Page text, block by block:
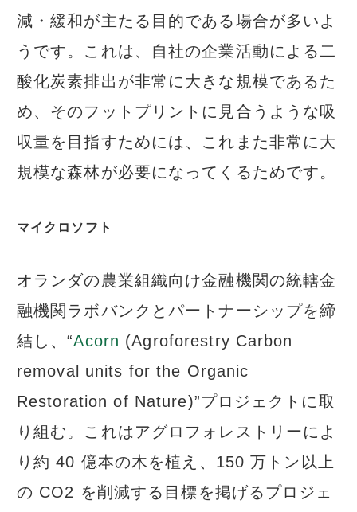
減・緩和が主たる目的である場合が多いよ
うです。これは、自社の企業活動による二
酸化炭素排出が非常に大きな規模であるた
め、そのフットプリントに見合うような吸
収量を目指すためには、これまた非常に大
規模な森林が必要になってくるためです。
マイクロソフト
オランダの農業組織向け金融機関の統轄金
融機関ラボバンクとパートナーシップを締
結し、“Acorn (Agroforestry Carbon
removal units for the Organic
Restoration of Nature)”プロジェクトに取
り組む。これはアグロフォレストリーによ
り約 40 億本の木を植え、150 万トン以上
の CO2 を削減する目標を掲げるプロジェ